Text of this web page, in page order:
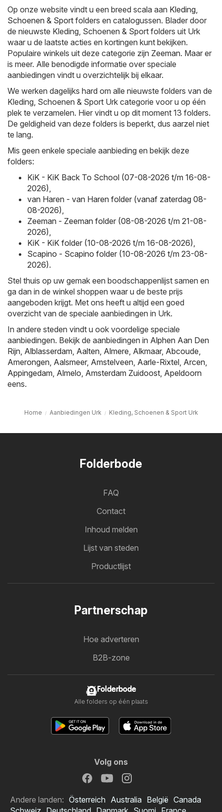
Op onze website vindt u een breed scala aan Kleding,
Schoenen & Sport folders en catalogussen. Blader door
de nieuwste Kleding, Schoenen & Sport folders uit Urk
waar u de laatste acties en kortingen kunt bekijken.
Populaire winkels uit deze categorie zijn Zeeman. Maar er
is meer. Alle benodigde informatie over speciale
aanbiedingen vindt u overzichtelijk bij elkaar.
We werken dagelijks hard om alle nieuwste folders van de
Kleding, Schoenen & Sport Urk categorie voor u op één
plek te verzamelen. Hier vindt u op dit moment 13 folders.
De geldigheid van deze folders is beperkt, dus aarzel niet
te lang.
Mis geen enkele speciale aanbieding en bekijk deze
folders:
KiK - KiK Back To School (07-08-2026 t/m 16-08-
2026),
van Haren - van Haren folder (vanaf zaterdag 08-
08-2026),
Zeeman - Zeeman folder (08-08-2026 t/m 21-08-
2026),
KiK - KiK folder (10-08-2026 t/m 16-08-2026),
Scapino - Scapino folder (10-08-2026 t/m 23-08-
2026).
Stel thuis op uw gemak een boodschappenlijst samen en
ga dan in de winkel shoppen waar u de beste prijs
aangeboden krijgt. Met ons heeft u altijd een goed
overzicht van de speciale aanbiedingen in Urk.
In andere steden vindt u ook voordelige speciale
aanbiedingen. Bekijk de aanbiedingen in Alphen Aan Den
Rijn, Alblasserdam, Aalten, Almere, Alkmaar, Abcoude,
Amerongen, Aalsmeer, Amstelveen, Aarle-Rixtel, Arcen,
Appingedam, Almelo, Amsterdam Zuidoost, Apeldoorn
eens.
Home Aanbiedingen Urk Kleding, Schoenen & Sport Urk
Folderbode
FAQ
Contact
Inhoud melden
Lijst van steden
Productlijst
Partnerschap
Hoe adverteren
B2B-zone
Folderbode
Alle folders op één plaats
Volg ons
Andere landen: Österreich Australia België Canada